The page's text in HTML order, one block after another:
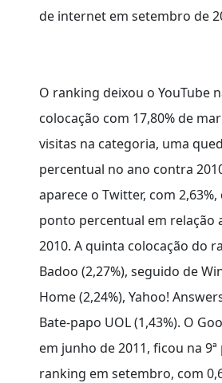
de internet em setembro de
O ranking deixou o YouTube
colocação com 17,80% de
visitas na categoria, uma
percentual no ano contra
aparece o Twitter, com
ponto percentual em relação
2010. A quinta colocação do
Badoo (2,27%), seguido de
Home (2,24%), Yahoo!
Bate-papo UOL (1,43%). O
em junho de 2011, ficou na
ranking em setembro, com